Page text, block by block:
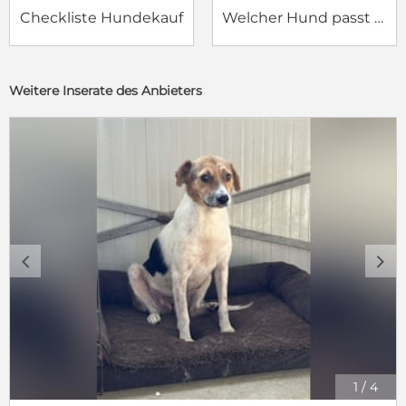
Checkliste Hundekauf Welcher Hund passt zu mir?
Weitere Inserate des Anbieters
1 / 4
c d